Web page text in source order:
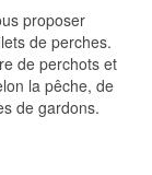
proposer
de perches.
de perchots et
la pêche, de
de gardons.